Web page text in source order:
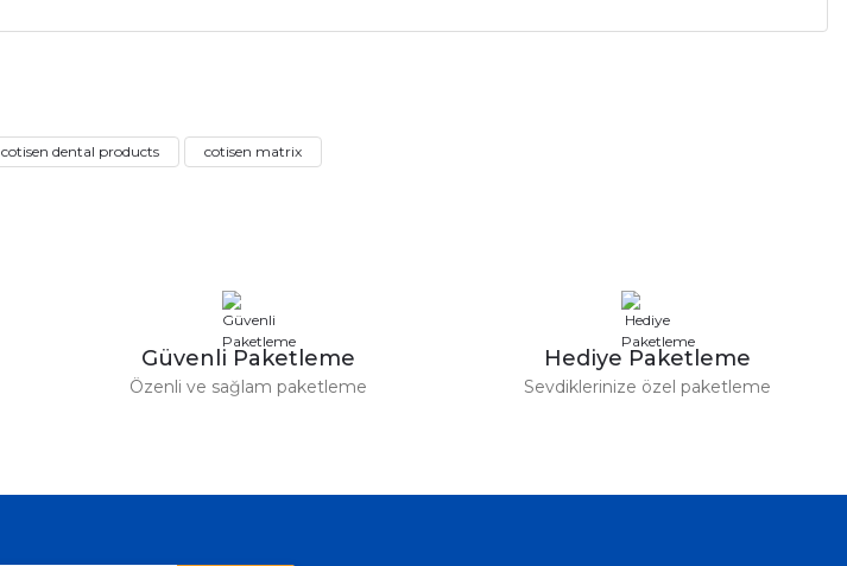
cotisen dental products cotisen matrix
Güvenli Paketleme
Özenli ve sağlam paketleme
Hediye Paketleme
Sevdiklerinize özel paketleme